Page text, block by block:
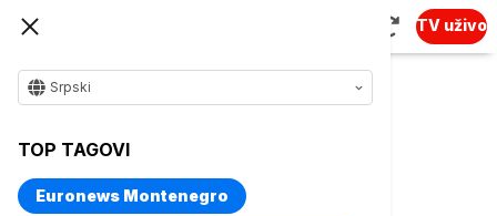
TV uživo
Srpski
TOP TAGOVI
Euronews Montenegro
Vise o temi
Pakistan